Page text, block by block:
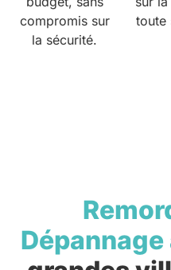
compromis sur
la sécurité.
toute